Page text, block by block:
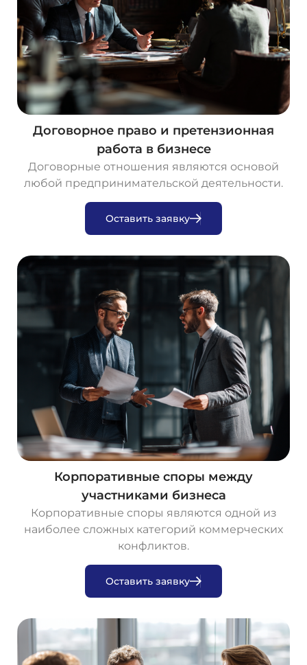
Договорное право и претензионная
работа в бизнесе
Договорные отношения являются основой
любой предпринимательской деятельности.
Оставить заявку
Корпоративные споры между
участниками бизнеса
Корпоративные споры являются одной из
наиболее сложных категорий коммерческих
конфликтов.
Оставить заявку